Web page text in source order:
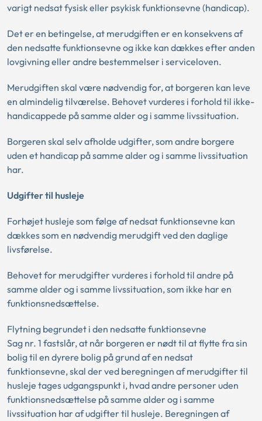
varigt nedsat fysisk eller psykisk funktionsevne (handicap).
Det er en betingelse, at merudgiften er en konsekvens af
den nedsatte funktionsevne og ikke kan dækkes efter anden
lovgivning eller andre bestemmelser i serviceloven.
Merudgiften skal være nødvendig for, at borgeren kan leve
en almindelig tilværelse. Behovet vurderes i forhold til ikke-
handicappede på samme alder og i samme livssituation.
Borgeren skal selv afholde udgifter, som andre borgere
uden et handicap på samme alder og i samme livssituation
har.
Udgifter til husleje
Forhøjet husleje som følge af nedsat funktionsevne kan
dækkes som en nødvendig merudgift ved den daglige
livsførelse.
Behovet for merudgifter vurderes i forhold til andre på
samme alder og i samme livssituation, som ikke har en
funktionsnedsættelse.
Flytning begrundet i den nedsatte funktionsevne
Sag nr. 1 fastslår, at når borgeren er nødt til at flytte fra sin
bolig til en dyrere bolig på grund af en nedsat
funktionsevne, skal der ved beregningen af merudgifter til
husleje tages udgangspunkt i, hvad andre personer uden
funktionsnedsættelse på samme alder og i samme
livssituation har af udgifter til husleje. Beregningen af